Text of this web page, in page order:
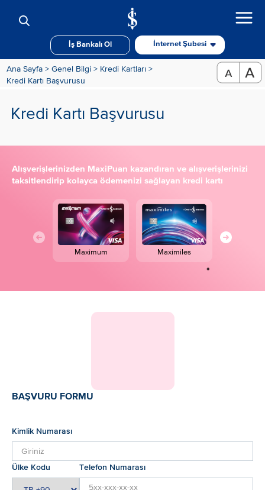
İş Bankalı Ol İnternet Şubesi
Ana Sayfa > Genel Bilgi > Kredi Kartları >
Kredi Kartı Başvurusu
Kredi Kartı Başvurusu
Alışverişlerinizden MaxiPuan kazandıran ve alışverişlerinizi
taksitlendirip kolayca ödemenizi sağlayan kredi kartı
Maximum Maximiles
BAŞVURU FORMU
Kimlik Numarası
Ülke Kodu Telefon Numarası